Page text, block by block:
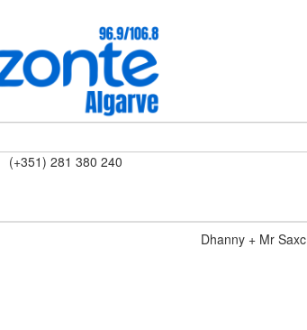
(+351) 281 380 240
Dhanny + Mr Saxc